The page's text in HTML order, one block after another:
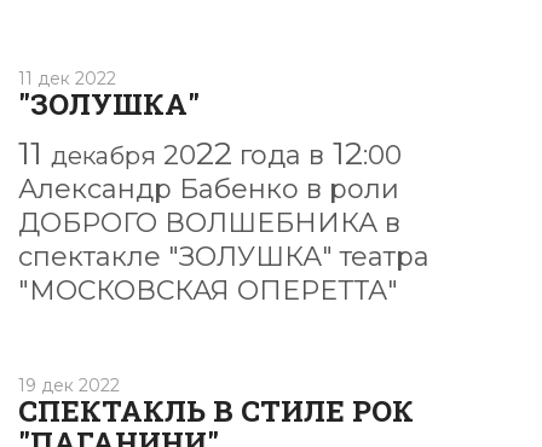
11 дек 2022
"ЗОЛУШКА"
11 декабря 2022 года в 12:00
Александр Бабенко в роли
ДОБРОГО ВОЛШЕБНИКА в
спектакле "ЗОЛУШКА" театра
"МОСКОВСКАЯ ОПЕРЕТТА"
19 дек 2022
СПЕКТАКЛЬ В СТИЛЕ РОК